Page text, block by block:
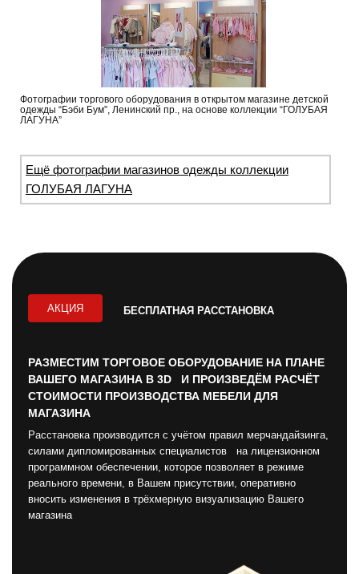
Фотографии торгового оборудования в открытом магазине детской
одежды “Бэби Бум”, Ленинский пр., на основе коллекции “ГОЛУБАЯ
ЛАГУНА”
Ещё фотографии магазинов одежды коллекции
ГОЛУБАЯ ЛАГУНА
АКЦИЯ БЕСПЛАТНАЯ РАССТАНОВКА
РАЗМЕСТИМ ТОРГОВОЕ ОБОРУДОВАНИЕ НА ПЛАНЕ
ВАШЕГО МАГАЗИНА В 3D И ПРОИЗВЕДЁМ РАСЧЁТ
СТОИМОСТИ ПРОИЗВОДСТВА МЕБЕЛИ ДЛЯ
МАГАЗИНА
Расстановка производится с учётом правил мерчандайзинга,
силами дипломированных специалистов на лицензионном
программном обеспечении, которое позволяет в режиме
реального времени, в Вашем присутствии, оперативно
вносить изменения в трёхмерную визуализацию Вашего
магазина